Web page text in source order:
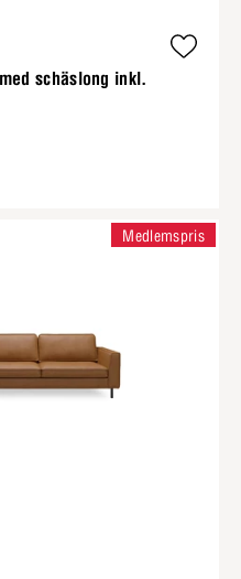
schäslong inkl.
Medlemspris